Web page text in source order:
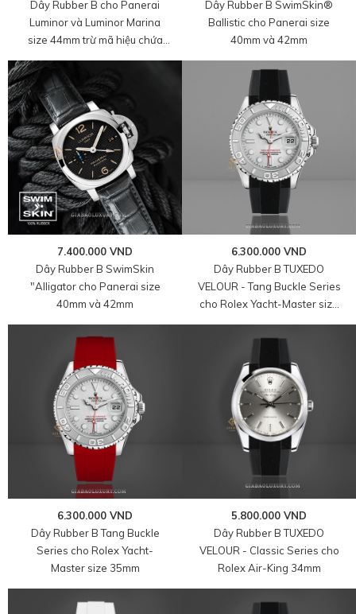
Dây Rubber B cho Panerai
Luminor và Luminor Marina
size 44mm trừ mã hiệu chứa
Dây Rubber B SwimSkin®
Ballistic cho Panerai size
40mm và 42mm
7.400.000 VND
Dây Rubber B SwimSkin
"Alligator cho Panerai size
40mm và 42mm
6.300.000 VND
Dây Rubber B TUXEDO
VELOUR - Tang Buckle Series
cho Rolex Yacht-Master size
6.300.000 VND
Dây Rubber B Tang Buckle
Series cho Rolex Yacht-
Master size 35mm
5.800.000 VND
Dây Rubber B TUXEDO
VELOUR - Classic Series cho
Rolex Air-King 34mm